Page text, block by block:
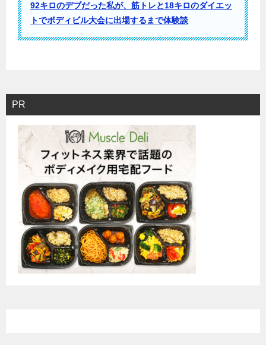
92キロのデブだった私が、筋トレと18キロのダイエッ
トでボディビル大会に出場するまで体験談
PR